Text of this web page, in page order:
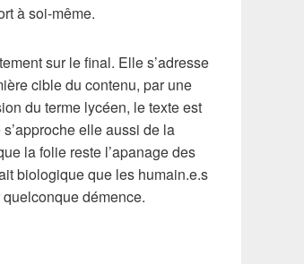
à soi-même.
sur le final. Elle s’adresse
cible du contenu, par une
du terme lycéen, le texte est
elle aussi de la
la folie reste l’apanage des
biologique que les humain.e.s
démence.